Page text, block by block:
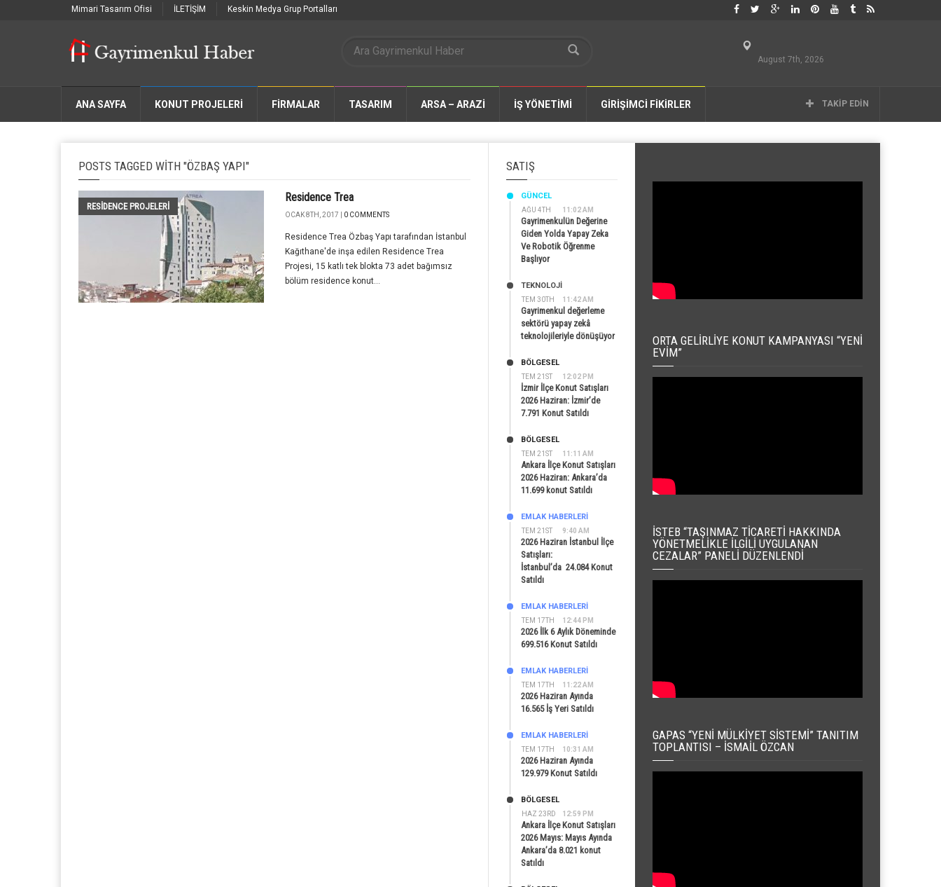
Mimari Tasarım Ofisi İLETİŞİM Keskin Medya Grup Portalları
August 7th, 2026
ANA SAYFA KONUT PROJELERİ FIRMALAR TASARIM ARSA – ARAZİ İŞ YÖNETİMİ GİRİŞİMCİ FİKİRLER TAKIP EDIN
POSTS TAGGED WITH "ÖZBAŞ YAPI"
RESIDENCE PROJELERI
Residence Trea
OCAK 8TH, 2017 | 0 COMMENTS
Residence Trea Özbaş Yapı tarafından İstanbul
Kağıthane'de inşa edilen Residence Trea
Projesi, 15 katlı tek blokta 73 adet bağımsız
bölüm residence konut...
SATIŞ
AĞU 4TH 11:02 AM
GÜNCEL
Gayrimenkulün Değerine
Giden Yolda Yapay Zeka
Ve Robotik Öğrenme
Başlıyor
TEM 30TH 11:42 AM
TEKNOLOJİ
Gayrimenkul değerleme
sektörü yapay zekâ
teknolojileriyle dönüşüyor
TEM 21ST 12:02 PM
BÖLGESEL
İzmir İlçe Konut Satışları
2026 Haziran: İzmir’de
7.791 Konut Satıldı
TEM 21ST 11:11 AM
BÖLGESEL
Ankara İlçe Konut Satışları
2026 Haziran: Ankara’da
11.699 konut Satıldı
TEM 21ST 9:40 AM
EMLAK HABERLERI
2026 Haziran İstanbul İlçe
Satışları:
İstanbul’da 24.084 Konut
Satıldı
TEM 17TH 12:44 PM
EMLAK HABERLERI
2026 İlk 6 Aylık Döneminde
699.516 Konut Satıldı
TEM 17TH 11:22 AM
EMLAK HABERLERI
2026 Haziran Ayında
16.565 İş Yeri Satıldı
TEM 17TH 10:31 AM
EMLAK HABERLERI
2026 Haziran Ayında
129.979 Konut Satıldı
HAZ 23RD 12:59 PM
BÖLGESEL
Ankara İlçe Konut Satışları
2026 Mayıs: Mayıs Ayında
Ankara’da 8.021 konut
Satıldı
ORTA GELIRLIYE KONUT KAMPANYASI “YENI
EVIM”
İSTEB “TAŞINMAZ TICARETI HAKKINDA
YÖNETMELIKLE İLGILI UYGULANAN
CEZALAR” PANELI DÜZENLENDI
GAPAS “YENI MÜLKIYET SISTEMI” TANITIM
TOPLANTISI – İSMAIL ÖZCAN